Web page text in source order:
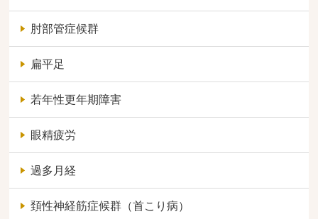
肘部管症候群
扁平足
若年性更年期障害
眼精疲労
過多月経
頚性神経筋症候群（首こり病）